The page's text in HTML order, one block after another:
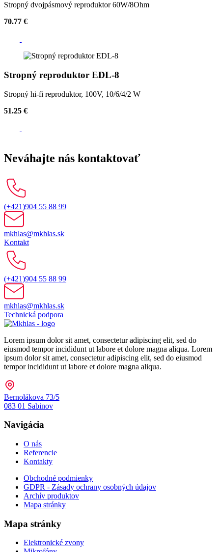
Stropný dvojpásmový reproduktor 60W/8Ohm
70.77 €
Stropný reproduktor EDL-8
Stropný hi-fi reproduktor, 100V, 10/6/4/2 W
51.25 €
Neváhajte nás kontaktovať
(+421)904 55 88 99
mkhlas@mkhlas.sk
Kontakt
(+421)904 55 88 99
mkhlas@mkhlas.sk
Technická podpora
Lorem ipsum dolor sit amet, consectetur adipiscing elit, sed do
eiusmod tempor incididunt ut labore et dolore magna aliqua. Lorem
ipsum dolor sit amet, consectetur adipiscing elit, sed do eiusmod
tempor incididunt ut labore et dolore magna aliqua.
Bernolákova 73/5
083 01 Sabinov
Navigácia
O nás
Referencie
Kontakty
Obchodné podmienky
GDPR - Zásady ochrany osobných údajov
Archív produktov
Mapa stránky
Mapa stránky
Elektronické zvony